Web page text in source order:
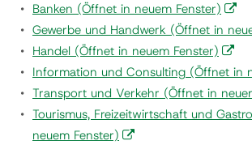
Politik
Gemeinde
Kontakt
Banken (Öffnet in neuem Fenster)
Gewerbe und Handwerk (Öffnet in
Handel (Öffnet in neuem Fenster)
Information und Consulting (Öffnet in
Transport und Verkehr (Öffnet in
Tourismus, Freizeitwirtschaft und
neuem Fenster)